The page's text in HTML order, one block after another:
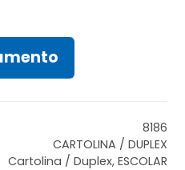
8186
CARTOLINA / DUPLEX
Cartolina / Duplex, ESCOLAR